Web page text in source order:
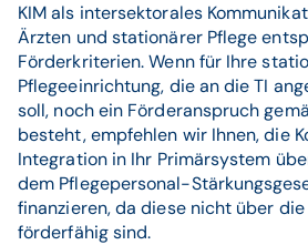
KIM als intersektorales
Ärzten und stationärer Pflege
Förderkriterien. Wenn für Ihre
Pflegeeinrichtung, die an die TI
soll, noch ein Förderanspruch
besteht, empfehlen wir Ihnen, die
Integration in Ihr Primärsystem
dem Pflegepersonal-
finanzieren, da diese nicht über
förderfähig sind.